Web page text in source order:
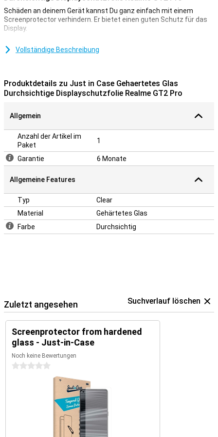
Schäden an deinem Gerät kannst Du ganz einfach mit einem
Screenprotector verhindern. Er bietet einen guten Schutz für das
Display.
Realme Gt2 Pro aus gehärtetem Glas ist eine dünne Glasschicht,
schützen willst. Kratzer treffen auf die Schutzfolie und nicht auf
das Display deines Geräts selbst. So bleibt dein Gerät schön und
Vollständige Beschreibung
Produktdetails zu Just in Case Gehaertetes Glas
Durchsichtige Displayschutzfolie Realme GT2 Pro
Allgemein
Anzahl der Artikel im
Paket
1
Garantie 6 Monate
Allgemeine Features
Typ
Clear
Material
Gehärtetes Glas
Farbe
Durchsichtig
Zuletzt angesehen Suchverlauf löschen
Screenprotector from hardened
glass - Just-in-Case
Noch keine Bewertungen
0 Sterne